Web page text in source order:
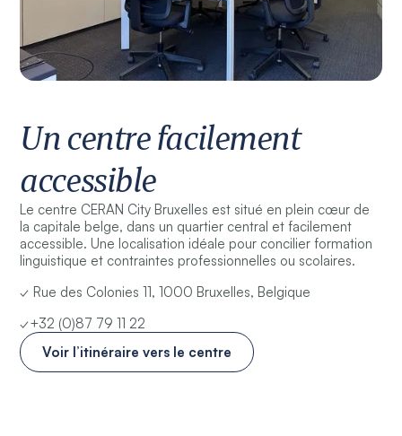
Un centre facilement
accessible
Le centre CERAN City Bruxelles est situé en plein cœur de
la capitale belge, dans un quartier central et facilement
accessible. Une localisation idéale pour concilier formation
linguistique et contraintes professionnelles ou scolaires.
✓ Rue des Colonies 11, 1000 Bruxelles, Belgique
✓+32 (0)87 79 11 22
Voir l’itinéraire vers le centre